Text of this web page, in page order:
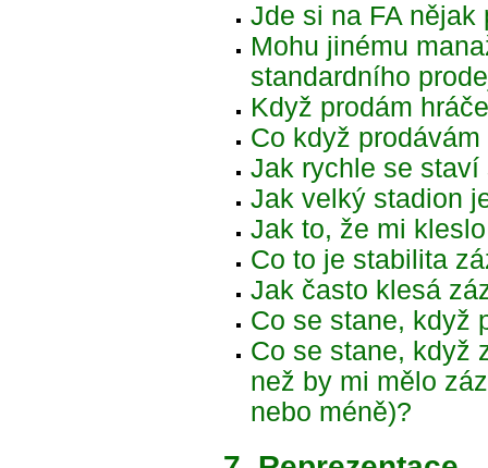
Jde si na FA nějak
Mohu jinému
standardního
Když prodám
Co když
Jak rychle se staví
Jak velký stadion
Jak to, že mi
Co to je stabilita
Jak často klesá
Co se stane, když
Co se stane, když
než by mi mělo
nebo méně)?